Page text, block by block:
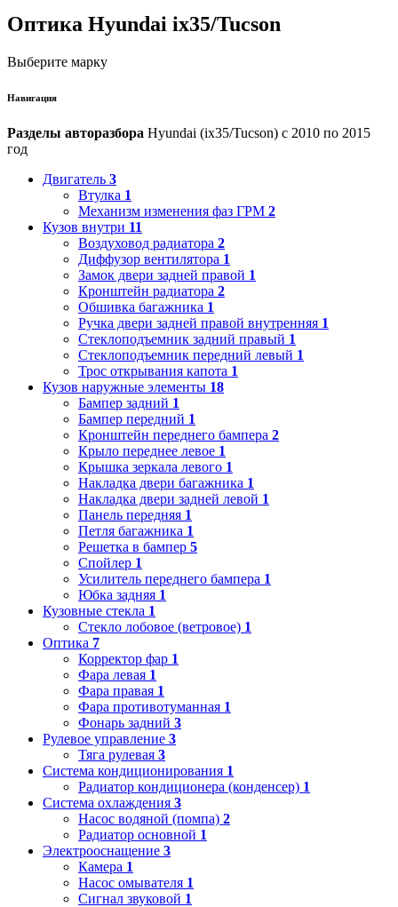
Оптика Hyundai ix35/Tucson
Выберите марку
Навигация
Разделы авторазбора Hyundai (ix35/Tucson) с 2010 по 2015
год
Двигатель 3
Втулка 1
Механизм изменения фаз ГРМ 2
Кузов внутри 11
Воздуховод радиатора 2
Диффузор вентилятора 1
Замок двери задней правой 1
Кронштейн радиатора 2
Обшивка багажника 1
Ручка двери задней правой внутренняя 1
Стеклоподъемник задний правый 1
Стеклоподъемник передний левый 1
Трос открывания капота 1
Кузов наружные элементы 18
Бампер задний 1
Бампер передний 1
Кронштейн переднего бампера 2
Крыло переднее левое 1
Крышка зеркала левого 1
Накладка двери багажника 1
Накладка двери задней левой 1
Панель передняя 1
Петля багажника 1
Решетка в бампер 5
Спойлер 1
Усилитель переднего бампера 1
Юбка задняя 1
Кузовные стекла 1
Стекло лобовое (ветровое) 1
Оптика 7
Корректор фар 1
Фара левая 1
Фара правая 1
Фара противотуманная 1
Фонарь задний 3
Рулевое управление 3
Тяга рулевая 3
Система кондиционирования 1
Радиатор кондиционера (конденсер) 1
Система охлаждения 3
Насос водяной (помпа) 2
Радиатор основной 1
Электрооснащение 3
Камера 1
Насос омывателя 1
Сигнал звуковой 1